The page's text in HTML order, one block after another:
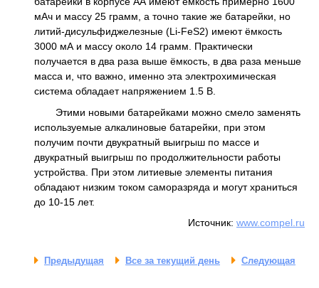
мАч и массу 25 грамм, а точно такие же батарейки, но
литий-дисульфиджелезные (Li-FeS2) имеют ёмкость
3000 мА и массу около 14 грамм. Практически
получается в два раза выше ёмкость, в два раза меньше
масса и, что важно, именно эта электрохимическая
система обладает напряжением 1.5 В.
Этими новыми батарейками можно смело заменять
используемые алкалиновые батарейки, при этом
получим почти двукратный выигрыш по массе и
двукратный выигрыш по продолжительности работы
устройства. При этом литиевые элементы питания
обладают низким током саморазряда и могут храниться
до 10-15 лет.
Источник: www.compel.ru
Предыдущая Все за текущий день Следующая